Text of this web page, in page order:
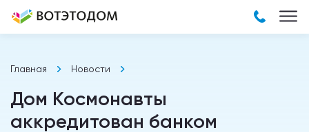
Главная Новости
Дом Космонавты
аккредитован банком